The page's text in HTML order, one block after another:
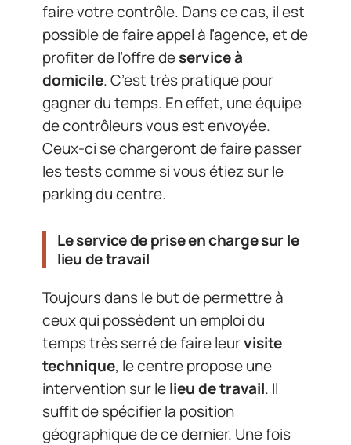
faire votre contrôle. Dans ce cas, il est
possible de faire appel à l’agence, et de
profiter de l’offre deservice à
domicile. C’est très pratique pour
gagner du temps. En effet, une équipe
de contrôleurs vous est envoyée.
Ceux-ci se chargeront de faire passer
les tests comme si vous étiez sur le
parking du centre.
Le service de prise en charge sur le
lieu de travail
Toujours dans le but de permettre à
ceux qui possèdent un emploi du
temps très serré de faire leurvisite
technique, le centre propose une
intervention sur lelieu de travail. Il
suffit de spécifier la position
géographique de ce dernier. Une fois